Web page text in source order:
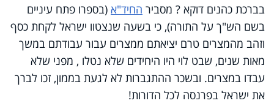
בברכת כהנים דוקא ? מסביר החיד"א (בספרו פתח עיניים
בשם הש"ך על התורה), כי בשעה שנצטוו ישראל לקחת כסף
וזהב מהמצרים טרם יציאתם ממצרים עבור עבודתם במשך
מאות שנים, שבט לוי היו היחידים שלא נטלו , מפני שלא
עבדו במצרים. ובשכר ההתגברות לא לגעת בממון, זכו לברך
את ישראל בפרנסה לכל הדורות!